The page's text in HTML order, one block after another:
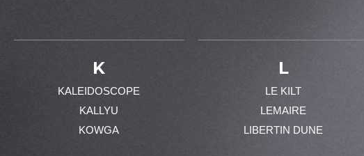
K
KALEIDOSCOPE
KALLYU
KOWGA
L
LE KILT
LEMAIRE
LIBERTIN DUNE